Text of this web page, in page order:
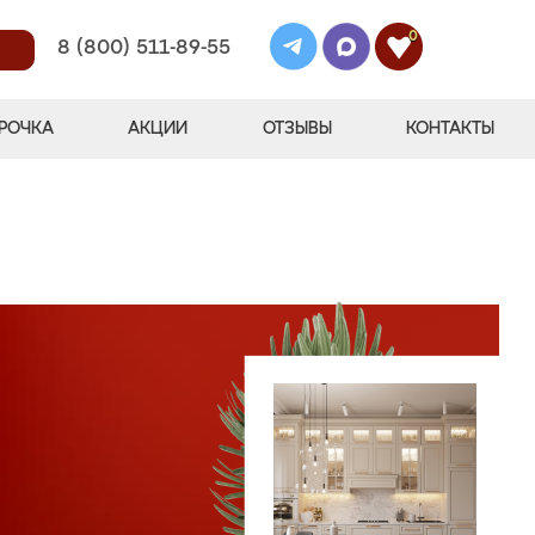
8 (800) 511-89-55
0
АКЦИИ ОТЗЫВЫ КОНТАКТЫ